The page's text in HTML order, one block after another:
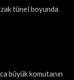
tünel boyunda
büyük komutanın